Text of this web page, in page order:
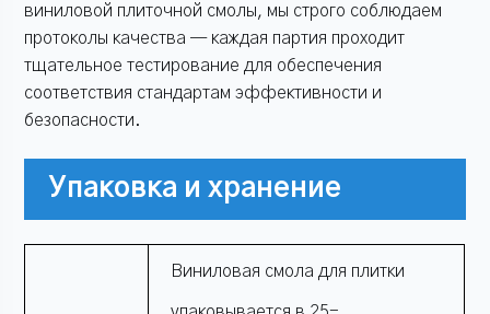
виниловой плиточной смолы, мы строго соблюдаем
протоколы качества — каждая партия проходит
тщательное тестирование для обеспечения
соответствия стандартам эффективности и
безопасности.
Упаковка и хранение
Виниловая смола для плитки